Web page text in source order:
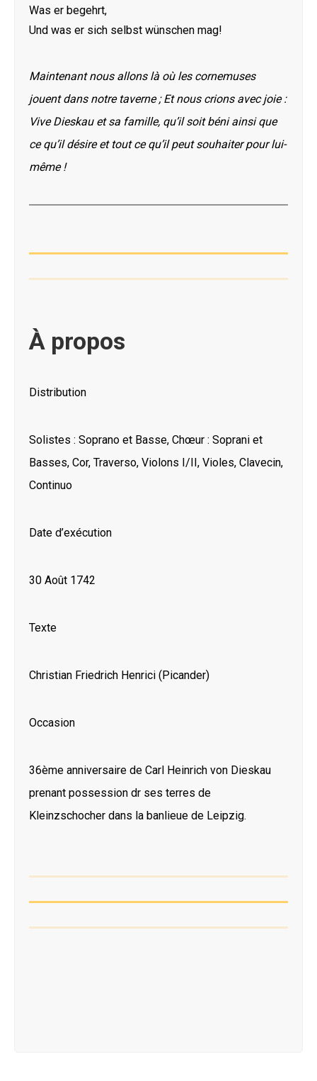
Was er begehrt,
Und was er sich selbst wünschen mag!
Maintenant nous allons là où les cornemuses
jouent dans notre taverne ; Et nous crions avec joie :
Vive Dieskau et sa famille, qu’il soit béni ainsi que
ce qu’il désire et tout ce qu’il peut souhaiter pour lui-
même !
À propos
Distribution
Solistes : Soprano et Basse, Chœur : Soprani et
Basses, Cor, Traverso, Violons I/II, Violes, Clavecin,
Continuo
Date d’exécution
30 Août 1742
Texte
Christian Friedrich Henrici (Picander)
Occasion
36ème anniversaire de Carl Heinrich von Dieskau
prenant possession dr ses terres de
Kleinzschocher dans la banlieue de Leipzig.